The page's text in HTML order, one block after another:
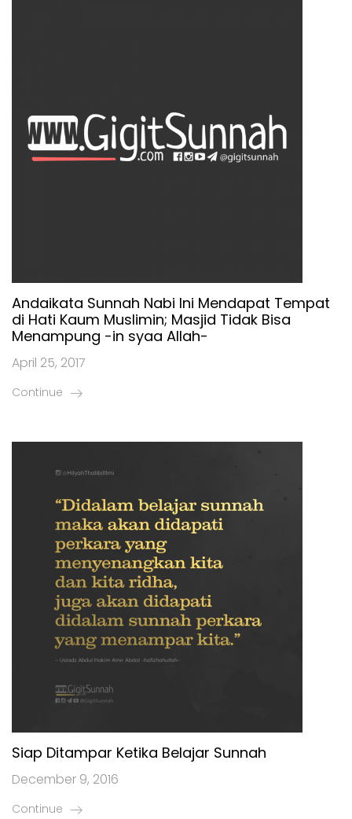
Andaikata Sunnah Nabi Ini Mendapat Tempat
di Hati Kaum Muslimin; Masjid Tidak Bisa
Menampung -in syaa Allah-
April 25, 2017
Continue
Siap Ditampar Ketika Belajar Sunnah
December 9, 2016
Continue